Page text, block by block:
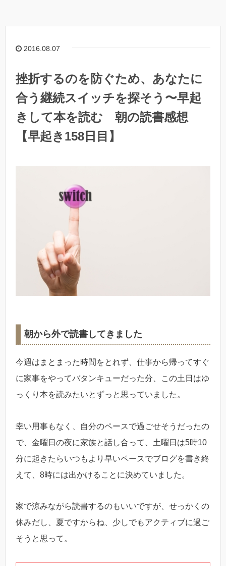
2016.08.07
挫折するのを防ぐため、あなたに
合う継続スイッチを探そう〜早起
きして本を読む 朝の読書感想
【早起き158日目】
朝から外で読書してきました
今週はまとまった時間をとれず、仕事から帰ってすぐ
に家事をやってバタンキューだった分、この土日はゆ
っくり本を読みたいとずっと思っていました。
幸い用事もなく、自分のペースで過ごせそうだったの
で、金曜日の夜に家族と話し合って、土曜日は5時10
分に起きたらいつもより早いペースでブログを書き終
えて、8時には出かけることに決めていました。
家で涼みながら読書するのもいいですが、せっかくの
休みだし、夏ですからね、少しでもアクティブに過ご
そうと思って。